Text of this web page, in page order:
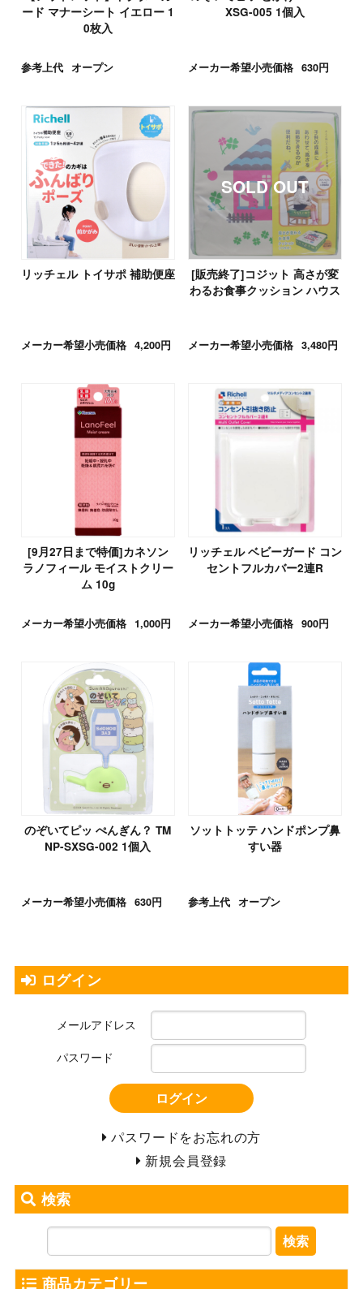
ード マナーシート イエロー 1
0枚入
参考上代 オープン
XSG-005 1個入
メーカー希望小売価格 630円
リッチェル トイサポ 補助便座
メーカー希望小売価格 4,200円
[販売終了]コジット 高さが変
わるお食事クッション ハウス
メーカー希望小売価格 3,480円
[9月27日まで特価]カネソン
ラノフィール モイストクリー
ム 10g
メーカー希望小売価格 1,000円
リッチェル ベビーガード コン
セントフルカバー2連R
メーカー希望小売価格 900円
のぞいてピッ ぺんぎん？ TM
NP-SXSG-002 1個入
メーカー希望小売価格 630円
ソットトッテ ハンドポンプ鼻
すい器
参考上代 オープン
ログイン
メールアドレス
パスワード
ログイン
パスワードをお忘れの方
新規会員登録
検索
検索
商品カテゴリー